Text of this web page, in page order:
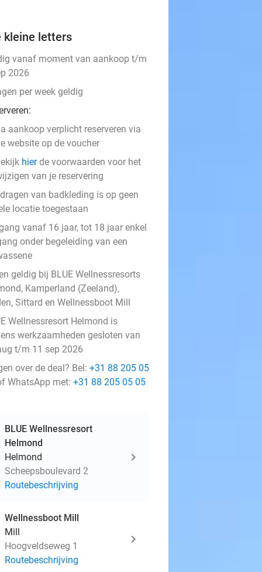
kleine letters
vanaf moment van aankoop t/m
2026
per week geldig
aankoop verplicht reserveren via
website op de voucher
hierde voorwaarden voor het
van je reservering
van badkleding is op geen
locatie toegestaan
vanaf 16 jaar, tot 18 jaar enkel
onder begeleiding van een
geldig bij BLUE Wellnessresorts
Kamperland (Zeeland),
Sittard en Wellnessboot Mill
Wellnessresort Helmond is
werkzaamheden gesloten van
t/m 11 sep 2026
over de deal? Bel: +31 88 205 05
WhatsApp met: +31 88 205 05 05
BLUE Wellnessresort
Helmond
Helmond
Scheepsboulevard 2
Routebeschrijving
Wellnessboot Mill
Mill
Hoogveldseweg 1
Routebeschrijving